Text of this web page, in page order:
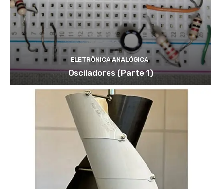
ELETRÔNICA ANALÓGICA
Osciladores (Parte 1)